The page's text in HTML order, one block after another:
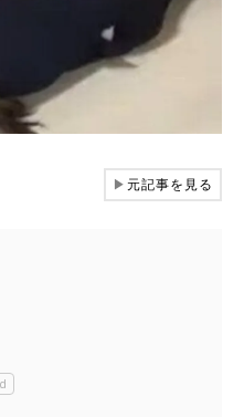
▶元記事を見る